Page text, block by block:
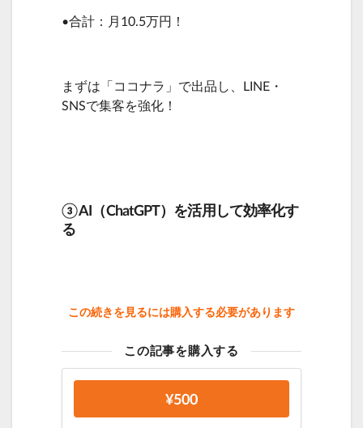
•合計：月10.5万円！
まずは「ココナラ」で出品し、LINE・
SNSで集客を強化！
③ AI（ChatGPT）を活用して効率化す
る
この続きを見るには購入する必要があります
この記事を購入する
¥500